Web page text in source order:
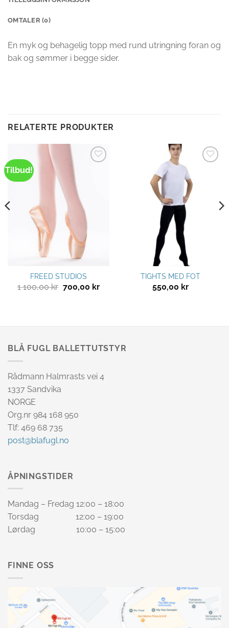
OMTALER (0)
En myk og behagelig topp med rund utringning foran og
bak og sømmer i begge sider.
RELATERTE PRODUKTER
Tilbud!
FREED STUDIOS
1 100,00kr Opprinnelig
700,00 krNåværende
ønskeliste
TIGHTS MED FOT
550,00 kr
BLÅ FUGL BALLETTUTSTYR
Rådmann Halmrasts vei 4
1337 Sandvika
NORGE
Org.nr 984 168 950
Tlf: 469 68 735
post@blafugl.no
ÅPNINGSTIDER
Mandag – Fredag 12:00 – 18:00
Torsdag 12:00 – 19:00
Lørdag 10:00 – 15:00
FINNE OSS